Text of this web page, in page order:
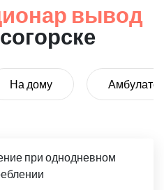
вывод
На дому
при однодневном